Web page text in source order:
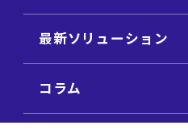
最新ソリューション
コラム